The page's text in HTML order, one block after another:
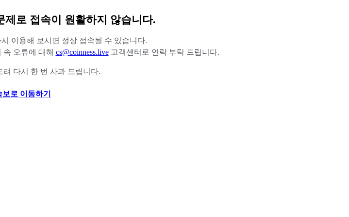
제로 접속이 원활하지 않습니다.
이용해 보시면 정상 접속될 수 있습니다.
오류에 대해 cs@coinness.live 고객센터로 연락 부탁 드립니다.
려 다시 한 번 사과 드립니다.
보로 이동하기